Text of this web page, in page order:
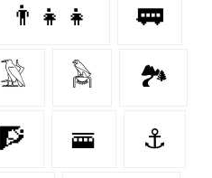
👨‍👧‍👧 🚃
𓅁 𓅉 🏞
🧗‍ 🚟 ⚓️